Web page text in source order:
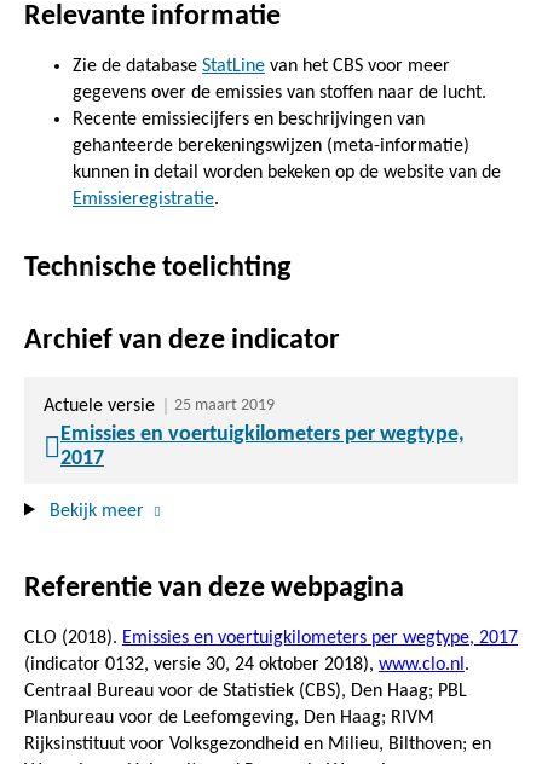
Relevante informatie
Zie de database StatLine van het CBS voor meer
gegevens over de emissies van stoffen naar de lucht.
Recente emissiecijfers en beschrijvingen van
gehanteerde berekeningswijzen (meta-informatie)
kunnen in detail worden bekeken op de website van de
Emissieregistratie.
Technische toelichting
Archief van deze indicator
Actuele versie 25 maart 2019
Emissies en voertuigkilometers per wegtype,
2017
Bekijk meer
Referentie van deze webpagina
CLO (2018). Emissies en voertuigkilometers per wegtype, 2017
(indicator 0132, versie 30, 24 oktober 2018), www.clo.nl.
Centraal Bureau voor de Statistiek (CBS), Den Haag; PBL
Planbureau voor de Leefomgeving, Den Haag; RIVM
Rijksinstituut voor Volksgezondheid en Milieu, Bilthoven; en